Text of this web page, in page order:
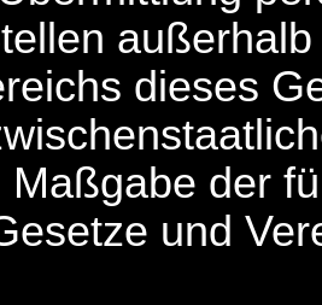
dieses
der
und